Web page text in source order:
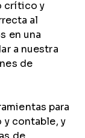
crítico y
al
en una
a nuestra
de
para
contable, y
de